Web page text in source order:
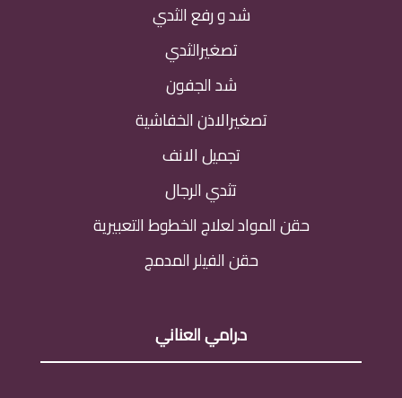
شد و رفع الثدي
تصغيرالثدي
شد الجفون
تصغيرالاذن الخفاشية
تجميل الانف
تثدي الرجال
حقن المواد لعلاج الخطوط التعبيرية
حقن الفيلر المدمج
د.رامي العناني